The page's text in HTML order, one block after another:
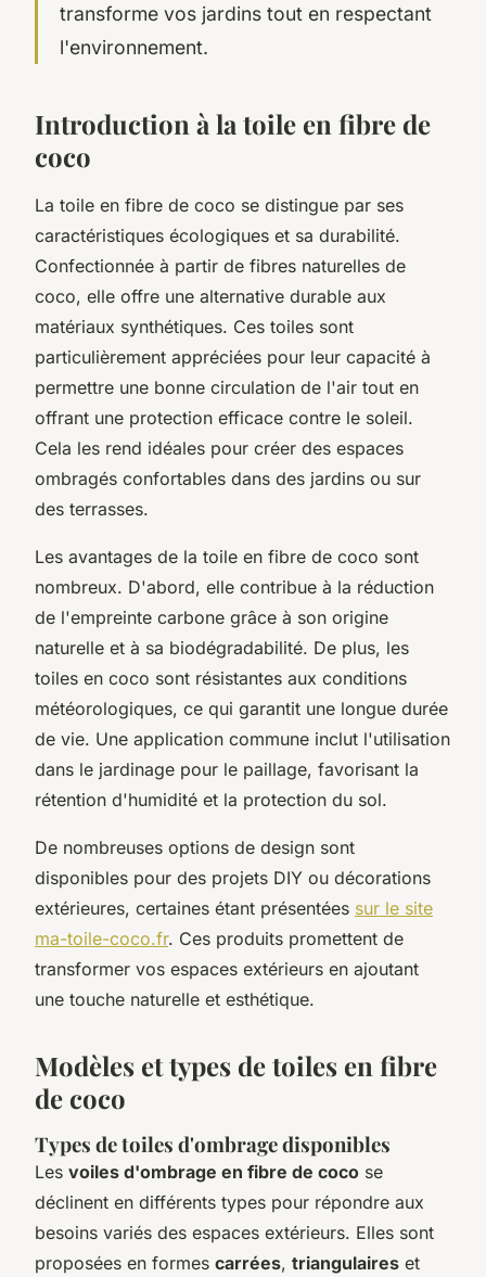
transforme vos jardins tout en respectant
l'environnement.
Introduction à la toile en fibre de
coco
La toile en fibre de coco se distingue par ses
caractéristiques écologiques et sa durabilité.
Confectionnée à partir de fibres naturelles de
coco, elle offre une alternative durable aux
matériaux synthétiques. Ces toiles sont
particulièrement appréciées pour leur capacité à
permettre une bonne circulation de l'air tout en
offrant une protection efficace contre le soleil.
Cela les rend idéales pour créer des espaces
ombragés confortables dans des jardins ou sur
des terrasses.
Les avantages de la toile en fibre de coco sont
nombreux. D'abord, elle contribue à la réduction
de l'empreinte carbone grâce à son origine
naturelle et à sa biodégradabilité. De plus, les
toiles en coco sont résistantes aux conditions
météorologiques, ce qui garantit une longue durée
de vie. Une application commune inclut l'utilisation
dans le jardinage pour le paillage, favorisant la
rétention d'humidité et la protection du sol.
De nombreuses options de design sont
disponibles pour des projets DIY ou décorations
extérieures, certaines étant présentées sur le site
ma-toile-coco.fr. Ces produits promettent de
transformer vos espaces extérieurs en ajoutant
une touche naturelle et esthétique.
Modèles et types de toiles en fibre
de coco
Types de toiles d'ombrage disponibles
Les voiles d'ombrage en fibre de coco se
déclinent en différents types pour répondre aux
besoins variés des espaces extérieurs. Elles sont
proposées en formes carrées, triangulaires et